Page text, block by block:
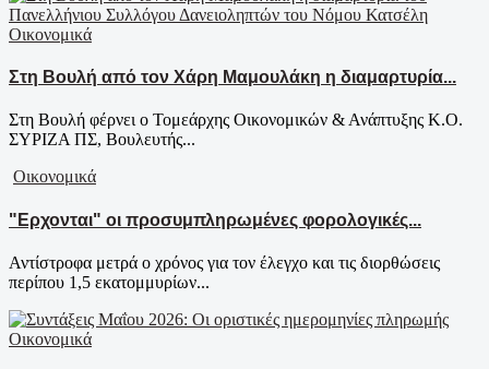
Οικονομικά
Στη Βουλή από τον Χάρη Μαμουλάκη η διαμαρτυρία...
Στη Βουλή φέρνει ο Τομεάρχης Οικονομικών & Ανάπτυξης Κ.Ο.
ΣΥΡΙΖΑ ΠΣ, Βουλευτής...
Οικονομικά
"Ερχονται" οι προσυμπληρωμένες φορολογικές...
Αντίστροφα μετρά ο χρόνος για τον έλεγχο και τις διορθώσεις
περίπου 1,5 εκατομμυρίων...
Οικονομικά